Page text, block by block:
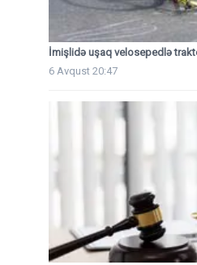
İmişlidə uşaq velosepedlə
6 Avqust 20:47